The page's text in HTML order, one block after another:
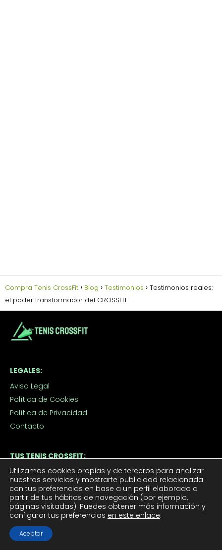
Compra Tenis CrossFit Blog Testimonios
Testimonios reales:
el poder transformador del CROSSFIT
LEGALES:
Aviso Legal
Política de Cookies
Política de Privacidad
Contacto
TUS TENIS CROSSFIT:
Tenis CrossFit Hombre
Tenis CrossFit Mujer
APROVECHA LOS DESCUENTOS:
Outlet
Ofertas de Tenis de Crossfit
Utilizamos cookies propias y de terceros para analizar
nuestros servicios y mostrarte publicidad relacionada
con tus preferencias en base a un perfil elaborado a
partir de tus hábitos de navegación (por ejemplo,
páginas visitadas). Puedes obtener más información y
configurar tus preferencias en este enlace.
Aceptar